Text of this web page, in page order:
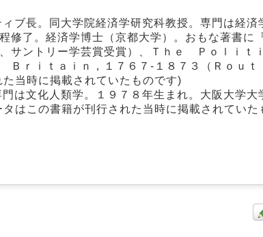
ブ長。同大学院経済学研究科教授。専門は経済
修了。経済学博士（京都大学）。おもな著書に
サントリー学芸賞受賞）、Ｔｈｅ Ｐｏｌｉｔ
ｉｔａｉｎ，１７６７‐１８７３（Ｒｏｕｔ
当時に掲載されていたものです)
は文化人類学。１９７８年生まれ。大阪大学大
はこの書籍が刊行された当時に掲載されていた